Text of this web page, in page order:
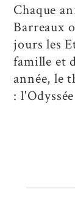
Chaque
Barreaux
jours les
famille et
année, le
: